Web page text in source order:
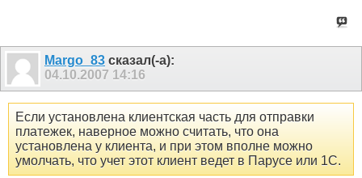
Margo_83 сказал(-а):
04.10.2007 14:16
Если установлена клиентская часть для отправки
платежек, наверное можно считать, что она
установлена у клиента, и при этом вполне можно
умолчать, что учет этот клиент ведет в Парусе или 1С.